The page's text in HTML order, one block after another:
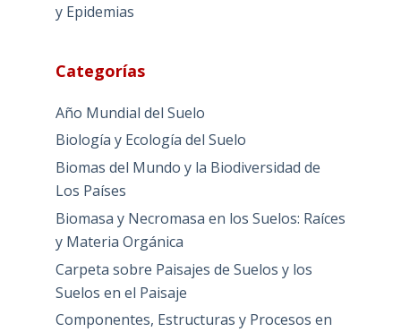
y Epidemias
Categorías
Año Mundial del Suelo
Biología y Ecología del Suelo
Biomas del Mundo y la Biodiversidad de
Los Países
Biomasa y Necromasa en los Suelos: Raíces
y Materia Orgánica
Carpeta sobre Paisajes de Suelos y los
Suelos en el Paisaje
Componentes, Estructuras y Procesos en